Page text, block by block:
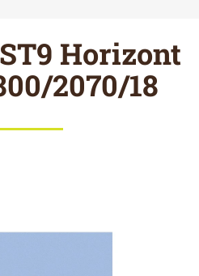
Horizont
2070/18